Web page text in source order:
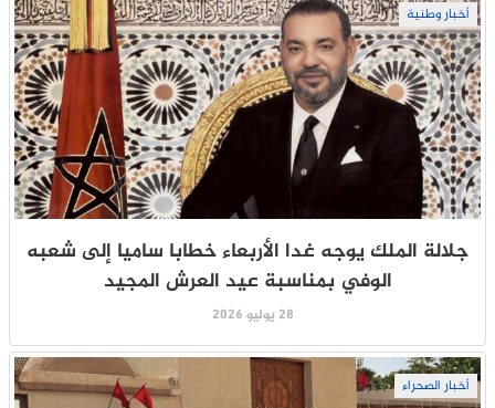
أخبار وطنية
جلالة الملك يوجه غدا الأربعاء خطابا ساميا إلى شعبه
الوفي بمناسبة عيد العرش المجيد
28 يوليو 2026
أخبار الصحراء